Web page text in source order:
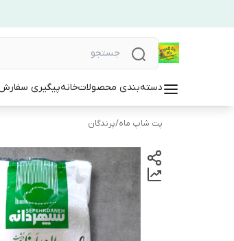
دسته‌بندی محصولاتخانهپیگیری
پت شاپ ماه/پرندگان